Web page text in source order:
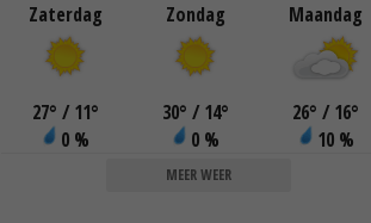
Zaterdag
27° / 11°
0 %
Zondag
30° / 14°
0 %
Maandag
26° / 16°
10 %
MEER WEER